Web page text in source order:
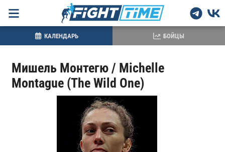
Мишель Монтегю / Michelle
Montague (The Wild One)
КАЛЕНДАРЬ БОЙЦЫ